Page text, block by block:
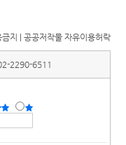
2290-6511